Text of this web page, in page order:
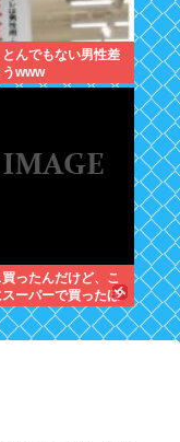
んでもない男性差
うwww
ったんだけど、こ
ーパーで買ったほ
か？